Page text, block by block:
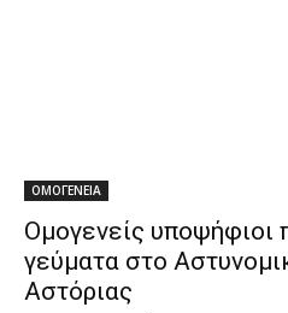
ΟΜΟΓΕΝΕΙΑ
Ομογενείς υποψήφιοι
γεύματα στο
Αστόριας